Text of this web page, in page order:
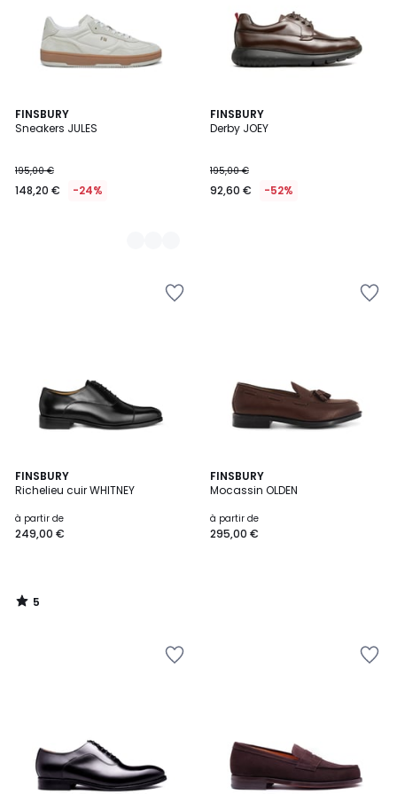
FINSBURY
Sneakers JULES
195,00 €
148,20 € -24%
2
Couleurs
FINSBURY
Derby JOEY
195,00 €
92,60 € -52%
FINSBURY
Richelieu cuir WHITNEY
à partir de
249,00 €
5
/
5
/
FINSBURY
Mocassin OLDEN
à partir de
295,00 €